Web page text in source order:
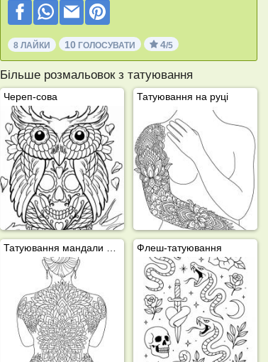
8 ЛАЙКИ 10 ГОЛОСУВАТИ 4/5
Більше розмальовок з татуювання
Череп-сова Татуювання на руці
Флеш-татуювання